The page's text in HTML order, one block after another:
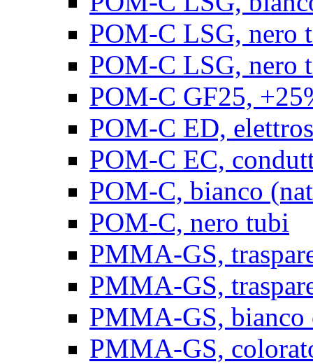
POM-C LSG, nero
POM-C LSG, nero
POM-C GF25,
POM-C ED,
POM-C EC,
POM-C, bianco
POM-C, nero tubi
PMMA-GS,
PMMA-GS,
PMMA-GS, bianco
PMMA-GS,